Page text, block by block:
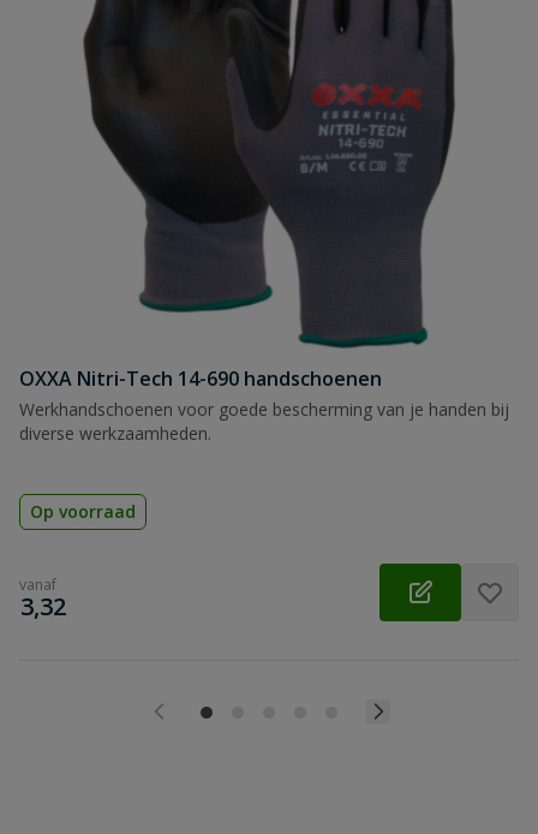
OXXA Nitri-Tech 14-690 handschoenen
Werkhandschoenen voor goede bescherming van je handen bij
diverse werkzaamheden.
Op voorraad
vanaf
€
3,32